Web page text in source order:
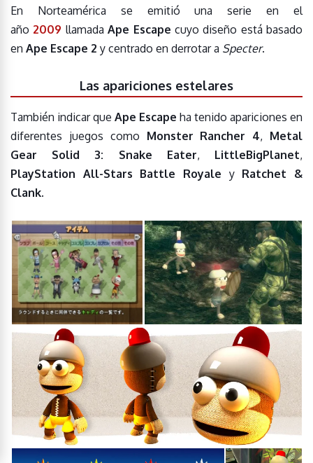
En Norteamérica se emitió una serie en el
año 2009 llamadaApe Escape cuyo diseño está basado
en Ape Escape 2 y centrado en derrotar a Specter.
Las apariciones estelares
También indicar que Ape Escape ha tenido apariciones en
diferentes juegos como Monster Rancher 4, Metal
Gear Solid 3: Snake Eater, LittleBigPlanet,
PlayStation All-Stars Battle Royale yRatchet &
Clank.